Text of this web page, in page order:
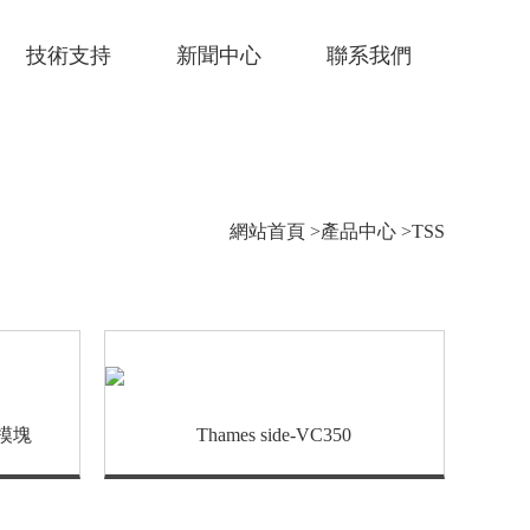
技術支持 新聞中心 聯系我們
網站首頁 >產品中心 >TSS
塊 Thames side-VC350